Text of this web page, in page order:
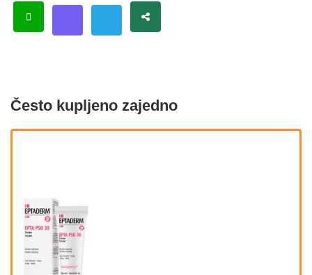
Često kupljeno zajedno